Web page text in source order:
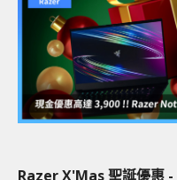
Razer X'Mas 聖誕優惠